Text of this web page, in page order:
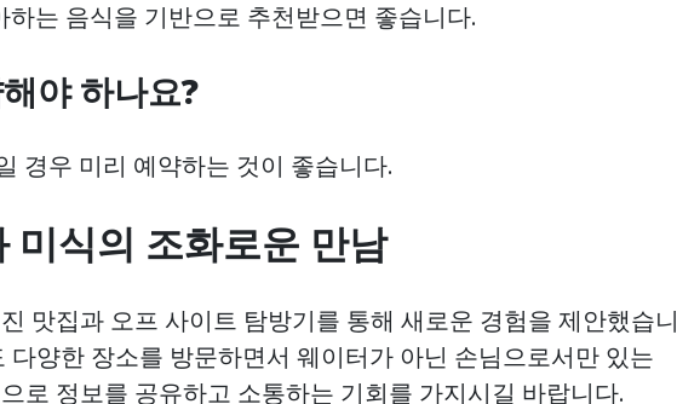
하는 음식을 기반으로 추천받으면 좋습니다.
야 하나요?
경우 미리 예약하는 것이 좋습니다.
미식의 조화로운 만남
맛집과 오프 사이트 탐방기를 통해 새로운 경험을 제안했습니
다양한 장소를 방문하면서 웨이터가 아닌 손님으로서만 있는
로 정보를 공유하고 소통하는 기회를 가지시길 바랍니다.